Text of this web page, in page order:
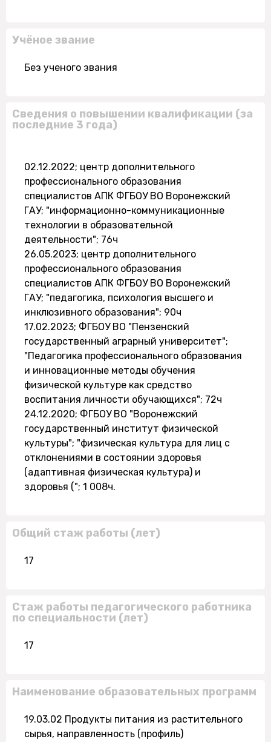
Учёное звание
Без ученого звания
Сведения о повышении квалификации (за
последние 3 года)
02.12.2022; центр дополнительного
профессионального образования
специалистов АПК ФГБОУ ВО Воронежский
ГАУ; "информационно-коммуникационные
технологии в образовательной
деятельности"; 76ч
26.05.2023; центр дополнительного
профессионального образования
специалистов АПК ФГБОУ ВО Воронежский
ГАУ; "педагогика, психология высшего и
инклюзивного образования"; 90ч
17.02.2023; ФГБОУ ВО "Пензенский
государственный аграрный университет";
"Педагогика профессионального образования
и инновационные методы обучения
физической культуре как средство
воспитания личности обучающихся"; 72ч
24.12.2020; ФГБОУ ВО "Воронежский
государственный институт физической
культуры"; "физическая культура для лиц с
отклонениями в состоянии здоровья
(адаптивная физическая культура) и
здоровья ("; 1 008ч.
Общий стаж работы (лет)
17
Стаж работы педагогического работника
по специальности (лет)
17
Наименование образовательных программ
19.03.02 Продукты питания из растительного
сырья, направленность (профиль)